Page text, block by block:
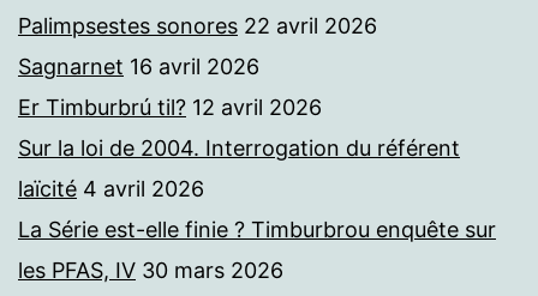
Palimpsestes sonores 22 avril 2026
Sagnarnet 16 avril 2026
Er Timburbrú til? 12 avril 2026
Sur la loi de 2004. Interrogation du référent
laïcité 4 avril 2026
La Série est-elle finie ? Timburbrou enquête sur
les PFAS, IV 30 mars 2026